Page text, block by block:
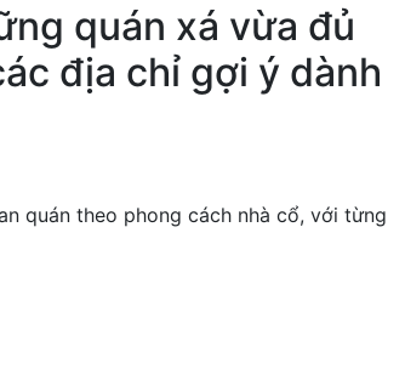
quán xá vừa đủ
địa chỉ gợi ý dành
quán theo phong cách nhà cổ, với từng